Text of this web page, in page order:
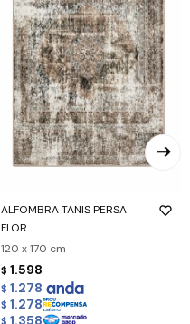
ALFOMBRA TANIS PERSA
FLOR
120 x 170 cm
$ 1.598
$ 1.278
$ 1.278
1.358